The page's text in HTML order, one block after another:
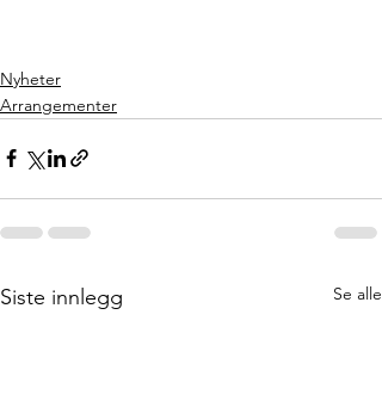
Nyheter
Arrangementer
Siste innlegg Se alle